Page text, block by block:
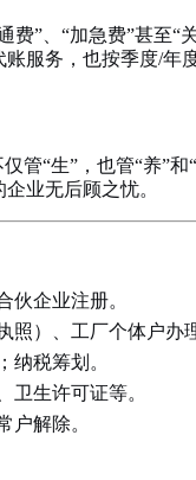
”、“加急费”甚至“
服务，也按季度/年
管“生”，也管“养”
业无后顾之忧。
伙企业注册。
照）、工厂个体户办
纳税筹划。
卫生许可证等。
户解除。